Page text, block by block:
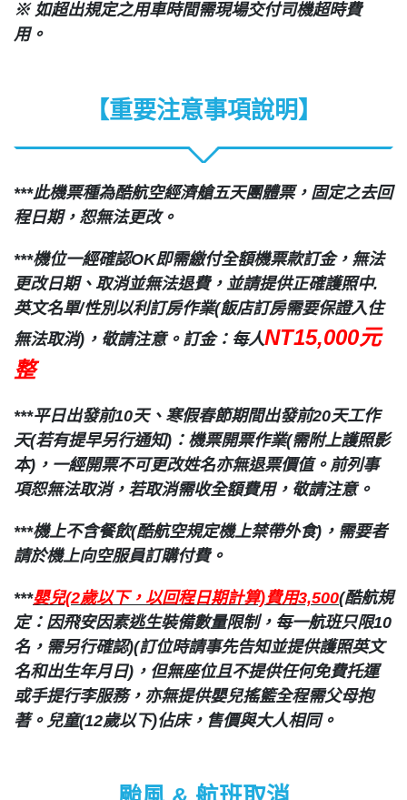
※ 如超出規定之用車時間需現場交付司機超時費
用。
【重要注意事項說明】
***此機票種為酷航空經濟艙五天團體票，固定之去回
程日期，恕無法更改。
***機位一經確認OK即需繳付全額機票款訂金，無法
更改日期、取消並無法退費，並請提供正確護照中.
英文名單/性別以利訂房作業(飯店訂房需要保證入住
無法取消)，敬請注意。訂金：每人NT15,000元
整
***平日出發前10天、寒假春節期間出發前20天工作
天(若有提早另行通知)：機票開票作業(需附上護照影
本)，一經開票不可更改姓名亦無退票價值。前列事
項恕無法取消，若取消需收全額費用，敬請注意。
***機上不含餐飲(酷航空規定機上禁帶外食)，需要者
請於機上向空服員訂購付費。
***嬰兒(2歲以下，以回程日期計算)費用3,500(酷航規
定：因飛安因素逃生裝備數量限制，每一航班只限10
名，需另行確認)(訂位時請事先告知並提供護照英文
名和出生年月日)，但無座位且不提供任何免費托運
或手提行李服務，亦無提供嬰兒搖籃全程需父母抱
著。兒童(12歲以下)佔床，售價與大人相同。